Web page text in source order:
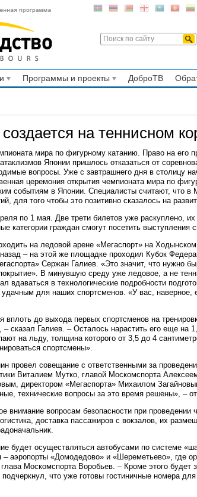
Программы и проекты ДоброТВ
на теннисном
мира по фигурному катанию. Право на его
Японии пришлось отказаться от
вопросы. Уже с завтрашнего дня в столицу
церемония открытия чемпионата мира по
событиям в Японии. Специалисты считают, что в
для того чтобы это позитивно сказалось на
по 1 мая. Две трети билетов уже раскуплено,
категории граждан смогут посетить выступления
на ледовой арене «Мегаспорт» на
– на этой же площадке проходил Кубок
Сержан Галиев. «Это значит, что нужно
В минувшую среду уже ледовое, а не
вдаваться в технологические подробности
для наших спортсменов. «У вас, наверное,
вплоть до выхода первых спортсменов на
– сказал Галиев. – Осталось нарастить его еще
на льду, толщина которого от 3,5 до 4
спортсмены».
провел совещание с ответственными за
Виталием Мутко, главой Москомспорта
директором «Мегаспорта» Михаилом
технические вопросы за это время решены», –
внимание вопросам безопасности при
доставка пассажиров с вокзалов, их
будет осуществляться автобусами по системе
аэропорты «Домодедово» и «Шереметьево», где
Москомспорта Воробьев. – Кроме этого будет
подчеркнул, что уже готовы гостиничные номера